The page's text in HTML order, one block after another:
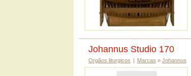
Johannus Studio 170
Orgãos liturgicos | Marcas » Johannus